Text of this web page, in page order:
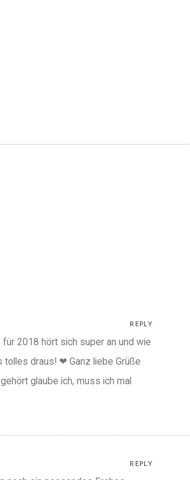
REPLY
2018 hört sich super an und wie
tolles draus! ❤ Ganz liebe Grüße
glaube ich, muss ich mal
REPLY